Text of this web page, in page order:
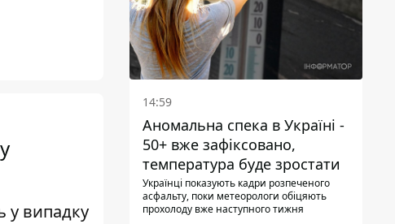
у випадку
14:59
Аномальна спека в Україні -
50+ вже зафіксовано,
температура буде зростати
Українці показують кадри розпеченого
асфальту, поки метеорологи обіцяють
прохолоду вже наступного тижня